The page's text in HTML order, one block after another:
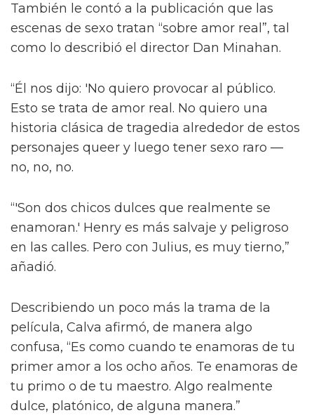
También le contó a la publicación que las
escenas de sexo tratan “sobre amor real”, tal
“Él nos dijo: 'No quiero provocar al público.
Esto se trata de amor real. No quiero una
no, no, no.
“'Son dos chicos dulces que realmente se
enamoran.' Henry es más salvaje y peligroso
en las calles. Pero con Julius, es muy tierno,”
añadió.